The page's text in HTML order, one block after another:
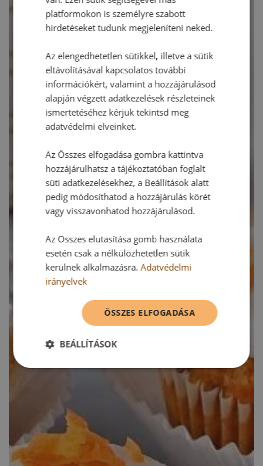
platformokon is személyre szabott
hirdetéseket tudunk megjeleníteni neked.
Az elengedhetetlen sütikkel, illetve a sütik
eltávolításával kapcsolatos további
információkért, valamint a hozzájárulásod
alapján végzett adatkezelések részleteinek
ismertetéséhez kérjük tekintsd meg
adatvédelmi elveinket.
Az Összes elfogadása gombra kattintva
hozzájárulhatsz a tájékoztatóban foglalt
süti adatkezelésekhez, a Beállítások alatt
pedig módosíthatod a hozzájárulás körét
vagy visszavonhatod hozzájárulásod.
Az Összes elutasítása gomb használata
esetén csak a nélkülözhetetlen sütik
kerülnek alkalmazásra.Adatvédelmi
irányelvek
ÖSSZES ELFOGADÁSA
BEÁLLÍTÁSOK